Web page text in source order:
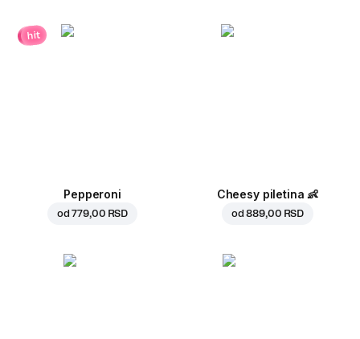
hit
Pepperoni
od779,00 RSD
Cheesy piletina 👶
od889,00 RSD